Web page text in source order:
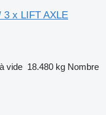
3 x LIFT AXLE
vide 18.480 kg Nombre